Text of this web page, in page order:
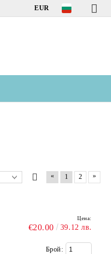
EUR
« 1 2 »
Цена:
€20.00 39.12 лв.
Брой: